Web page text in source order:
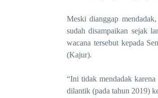
Meski dianggap mendadak,
sudah disampaikan sejak
wacana tersebut kepada
(Kajur).
“Ini tidak mendadakk
dilantik (pada tahun 2019)